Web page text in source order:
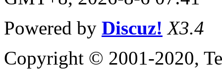
Powered by Discuz! X3.4
Copyright © 2001-2020,